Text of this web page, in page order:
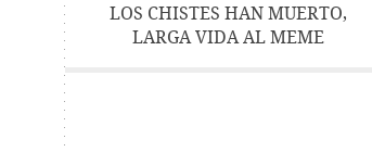
LOS CHISTES HAN MUERTO,
LARGA VIDA AL MEME